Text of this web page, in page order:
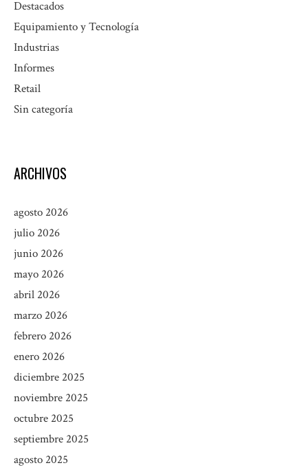
Destacados
Equipamiento y Tecnología
Industrias
Informes
Retail
Sin categoría
ARCHIVOS
agosto 2026
julio 2026
junio 2026
mayo 2026
abril 2026
marzo 2026
febrero 2026
enero 2026
diciembre 2025
noviembre 2025
octubre 2025
septiembre 2025
agosto 2025